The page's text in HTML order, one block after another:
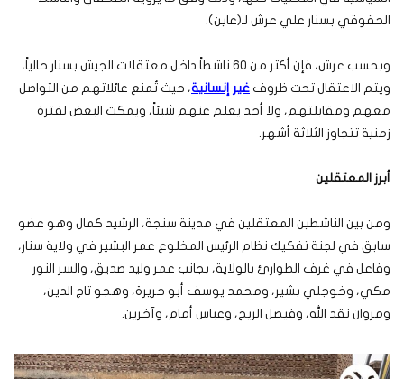
الحقوقي بسنار علي عرش لـ(عاين).
وبحسب عرش، فإن أكثر من 60 ناشطاً داخل معتقلات الجيش بسنار حالياً،
ويتم الاعتقال تحت ظروف غير إنسانية، حيث تُمنع عائلاتهم من التواصل
معهم ومقابلتهم، ولا أحد يعلم عنهم شيئاً، ويمكث البعض لفترة
زمنية تتجاوز الثلاثة أشهر.
أبرز المعتقلين
ومن بين الناشطين المعتقلين في مدينة سنجة، الرشيد كمال وهو عضو
سابق في لجنة تفكيك نظام الرئيس المخلوع عمر البشير في ولاية سنار،
وفاعل في غرف الطوارئ بالولاية، بجانب عمر وليد صديق، والسر النور
مكي، وخوجلي بشير، ومحمد يوسف أبو حريرة، وهجو تاج الدين،
ومروان نقد الله، وفيصل الريح، وعباس أمام، وآخرين.